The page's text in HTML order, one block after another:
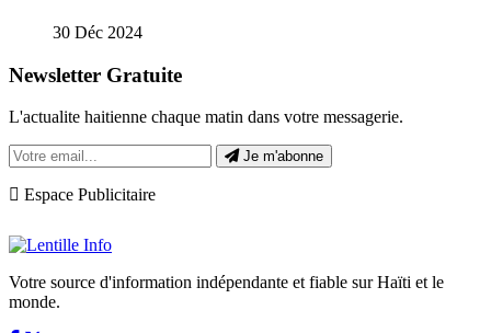
30 Déc 2024
Newsletter Gratuite
L'actualite haitienne chaque matin dans votre messagerie.
Je m'abonne
Espace Publicitaire
Votre source d'information indépendante et fiable sur Haïti et le
monde.